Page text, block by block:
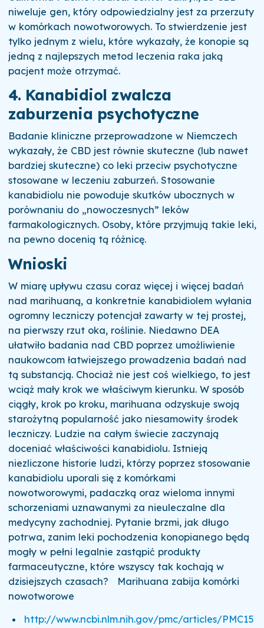
niweluje gen, który odpowiedzialny jest za przerzuty
w komórkach nowotworowych. To stwierdzenie jest
tylko jednym z wielu, które wykazały, że konopie są
jedną z najlepszych metod leczenia raka jaką
pacjent może otrzymać.
4. Kanabidiol zwalcza
zaburzenia psychotyczne
Badanie kliniczne przeprowadzone w Niemczech
wykazały, że CBD jest równie skuteczne (lub nawet
bardziej skuteczne) co leki przeciw psychotyczne
stosowane w leczeniu zaburzeń. Stosowanie
kanabidiolu nie powoduje skutków ubocznych w
porównaniu do „nowoczesnych” leków
farmakologicznych. Osoby, które przyjmują takie leki,
na pewno docenią tą różnicę.
Wnioski
W miarę upływu czasu coraz więcej i więcej badań
nad marihuaną, a konkretnie kanabidiolem wyłania
ogromny leczniczy potencjał zawarty w tej prostej,
na pierwszy rzut oka, roślinie. Niedawno DEA
ułatwiło badania nad CBD poprzez umożliwienie
naukowcom łatwiejszego prowadzenia badań nad
tą substancją. Chociaż nie jest coś wielkiego, to jest
wciąż mały krok we właściwym kierunku. W sposób
ciągły, krok po kroku, marihuana odzyskuje swoją
starożytną popularność jako niesamowity środek
leczniczy. Ludzie na całym świecie zaczynają
doceniać właściwości kanabidiolu. Istnieją
niezliczone historie ludzi, którzy poprzez stosowanie
kanabidiolu uporali się z komórkami
nowotworowymi, padaczką oraz wieloma innymi
schorzeniami uznawanymi za nieuleczalne dla
medycyny zachodniej. Pytanie brzmi, jak długo
potrwa, zanim leki pochodzenia konopianego będą
mogły w pełni legalnie zastąpić produkty
farmaceutyczne, które wszyscy tak kochają w
dzisiejszych czasach? Marihuana zabija komórki
nowotworowe
http://www.ncbi.nlm.nih.gov/pmc/articles/PMC15